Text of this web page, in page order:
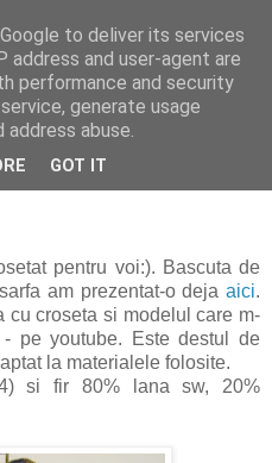
pentru voi:). Bascuta de
am prezentat-o deja aici.
cu croseta si modelul care m-
- pe youtube. Este destul de
la materialele folosite.
si fir 80% lana sw, 20%
to deliver its services
address and user-agent are
performance and security
generate usage
abuse.
GOT IT